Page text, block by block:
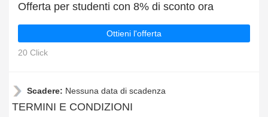
Offerta per studenti con 8% di sconto ora
Ottieni l'offerta
20 Click
Scadere: Nessuna data di scadenza
TERMINI E CONDIZIONI